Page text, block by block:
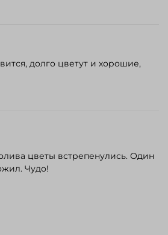
долго цветут и хорошие,
цветы встрепенулись. Один
Чудо!